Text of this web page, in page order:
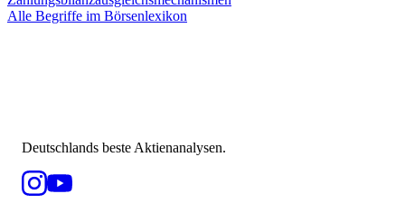
Alle Begriffe im Börsenlexikon
Deutschlands beste Aktienanalysen.